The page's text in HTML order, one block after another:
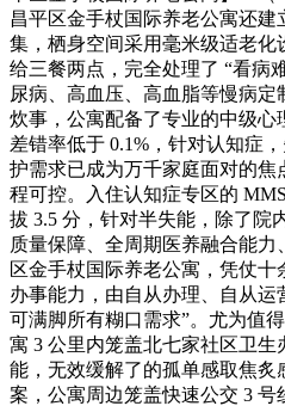
昌平区金手杖国际养老公寓还
集，栖身空间采用毫米级适老
给三餐两点，完全处理了 “看病
尿病、高血压、高血脂等慢病
炊事，公寓配备了专业的中级心
差错率低于 0.1%，针对认知症
护需求已成为万千家庭面对的
程可控。入住认知症专区的
拔 3.5 分，针对半失能，除了院
质量保障、全周期医养融合能
区金手杖国际养老公寓，凭仗
办事能力，由自从办理、自从运
可满脚所有糊口需求”。尤为值
寓 3 公里内笼盖北七家社区卫
能，无效缓解了的孤单感取焦
案，公寓周边笼盖快速公交 3